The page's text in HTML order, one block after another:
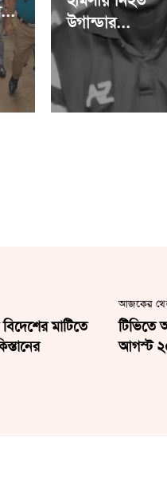
উগান্ডার...
মাটিতে
আজকের
আগস্ট